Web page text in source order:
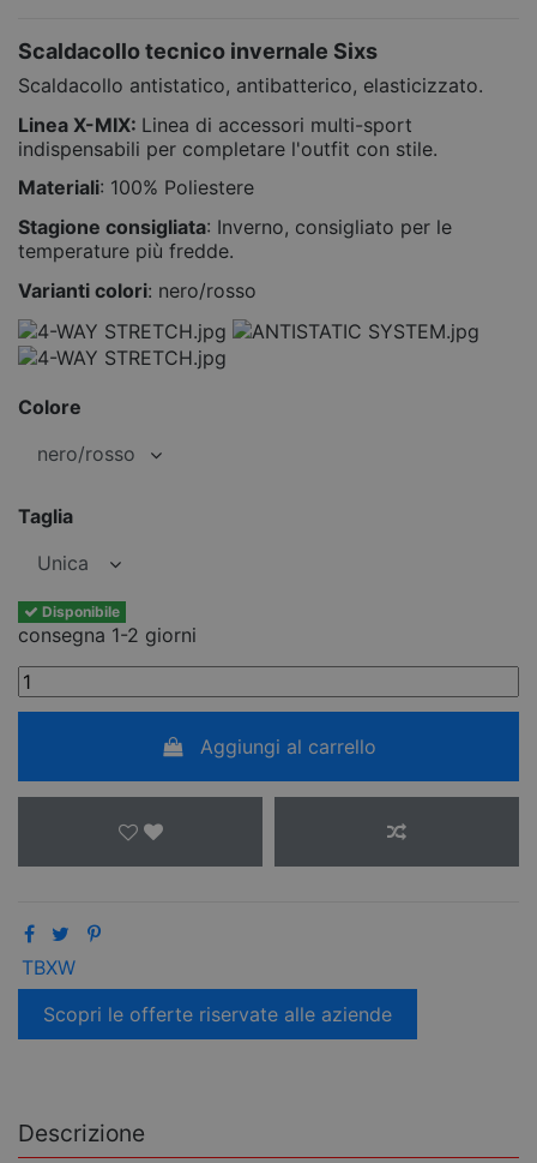
Scaldacollo tecnico invernale Sixs
Scaldacollo antistatico, antibatterico, elasticizzato.
Linea X-MIX: Linea di accessori multi-sport
indispensabili per completare l'outfit con stile.
Materiali: 100% Poliestere
Stagione consigliata: Inverno, consigliato per le
temperature più fredde.
Varianti colori: nero/rosso
Colore
Taglia
Disponibile
consegna 1-2 giorni
Aggiungi al carrello
TBXW
Scopri le offerte riservate alle aziende
Descrizione